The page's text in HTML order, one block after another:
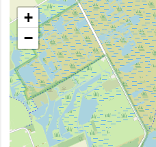
+
−